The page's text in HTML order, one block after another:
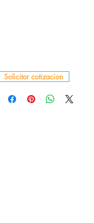
Solicitar cotizacion